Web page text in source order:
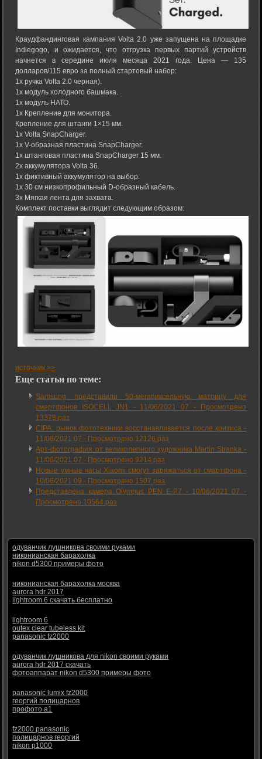
Краудфандинговая кампания Volta 2.0 уже запущена на площадке
Indiegogo, и ожидается, что отгрузка первых партий устройств
начнется в середине июля месяца 2021 года. Цена — 135
долларов/115 евро за полный стартовый набор:
1x ручка Volta 2.0 черная).
1x модуль холодного башмака.
1x модуль НАТО.
1x Крепление для монитора.
Крепление для штанги 1×15 мм.
1x Volta SnapCharger.
1x V-образная пластина SnapCharger.
1х штанговая пластина SnapCharger 15 мм.
2х аккумулятора Volta 36.
1x фиктивный аккумулятор на выбор.
1x 30 см низкопрофильный D-образный кабель.
3x Мягкая лента для захвата.
Комплект поставки выглядит следующим образом:
источник >>
Еще статьи по теме:
Samsung представили 50-мегапиксельную матрицу для
смартфонов ISOCELL JN1 - 11/06/2021 07 - Просмотрено
13378 раз
CIPA: рынок фототехники восстанавливается после кризиса -
11/06/2021 07 - Просмотрено 12126 раз
Арт-фотография от великолепного художника Martin Stranka -
11/06/2021 07 - Просмотрено 9214 раз
Новые умные часы Xiaomi смогут заряжаться от смартфона -
10/06/2021 09 - Просмотрено 1507 раз
Представлена камера Olympus PEN E-P7 - 10/06/2021 07 -
Просмотрено 10564 раз
одуванчик лушникова своими руками
никонианская барахолка
nikon d5300 примеры фото
никонианская барахолка москва
aurora hdr 2017
lightroom 6 скачать бесплатно
lightroom 6
outex clear tubeless kit
panasonic fz2000
одуванчик лушникова для nikon своими руками
aurora hdr 2017 скачать
фотоаппарат nikon d5300 примеры фото
panasonic lumix fz2000
георгий полицарнов
профото а1
fz2000 panasonic
полицарнов георгий
nikon p1000